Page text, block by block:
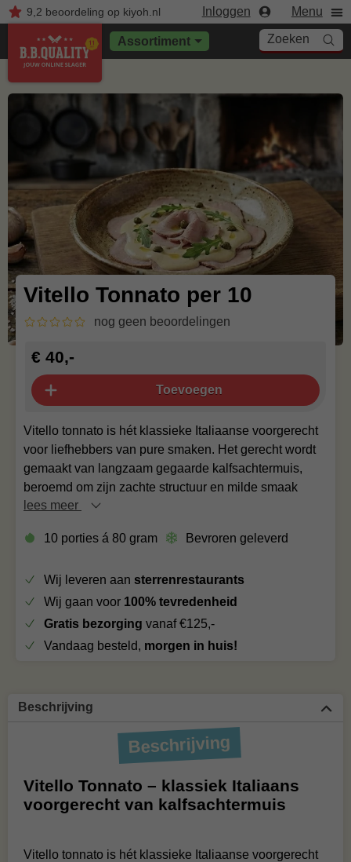
9,2 beoordelingop kiyoh.nl Inloggen Menu
Assortiment Zoeken
Vitello Tonnato per 10
nog geen beoordelingen
Vitello tonnato is hét klassieke Italiaanse voorgerecht
voor liefhebbers van pure smaken. Het gerecht wordt
gemaakt van langzaam gegaarde kalfsachtermuis,
beroemd om zijn zachte structuur en milde smaak
lees meer
10 porties á 80 gram Bevroren geleverd
€ 40,-
Toevoegen
Wij leveren aan sterrenrestaurants
Wij gaan voor 100% tevredenheid
Gratis bezorging vanaf €125,-
Vandaag besteld, morgen in huis!
Beschrijving
Beschrijving
Vitello Tonnato – klassiek Italiaans
voorgerecht van kalfsachtermuis
Vitello tonnato is hét klassieke Italiaanse voorgerecht